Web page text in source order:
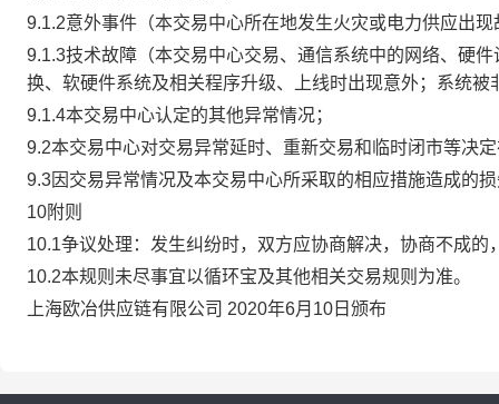
9.1.2意外事件（本交易中心所在地发生火灾或电力供应出
9.1.3技术故障（本交易中心交易、通信系统中的网络、硬
换、软硬件系统及相关程序升级、上线时出现意外；系统
9.1.4本交易中心认定的其他异常情况；
9.2本交易中心对交易异常延时、重新交易和临时闭市等决
9.3因交易异常情况及本交易中心所采取的相应措施造成的
10附则
10.1争议处理：发生纠纷时，双方应协商解决，协商不成
10.2本规则未尽事宜以循环宝及其他相关交易规则为准。
上海欧冶供应链有限公司 2020年6月10日颁布